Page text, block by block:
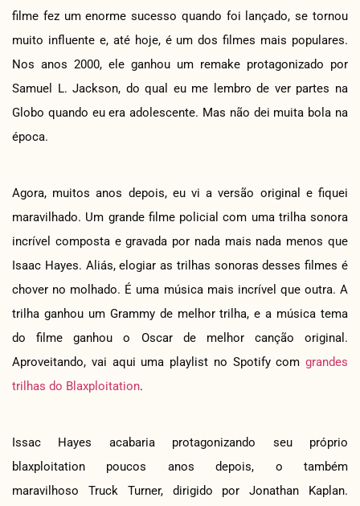
filme fez um enorme sucesso quando foi lançado, se tornou
muito influente e, até hoje, é um dos filmes mais populares.
Nos anos 2000, ele ganhou um remake protagonizado por
Samuel L. Jackson, do qual eu me lembro de ver partes na
Globo quando eu era adolescente. Mas não dei muita bola na
época.
Agora, muitos anos depois, eu vi a versão original e fiquei
maravilhado. Um grande filme policial com uma trilha sonora
incrível composta e gravada por nada mais nada menos que
Isaac Hayes. Aliás, elogiar as trilhas sonoras desses filmes é
chover no molhado. É uma música mais incrível que outra. A
trilha ganhou um Grammy de melhor trilha, e a música tema
do filme ganhou o Oscar de melhor canção original.
Aproveitando, vai aqui uma playlist no Spotify com grandes
trilhas do Blaxploitation.
Issac Hayes acabaria protagonizando seu próprio
blaxploitation poucos anos depois, o também
maravilhoso Truck Turner, dirigido por Jonathan Kaplan.